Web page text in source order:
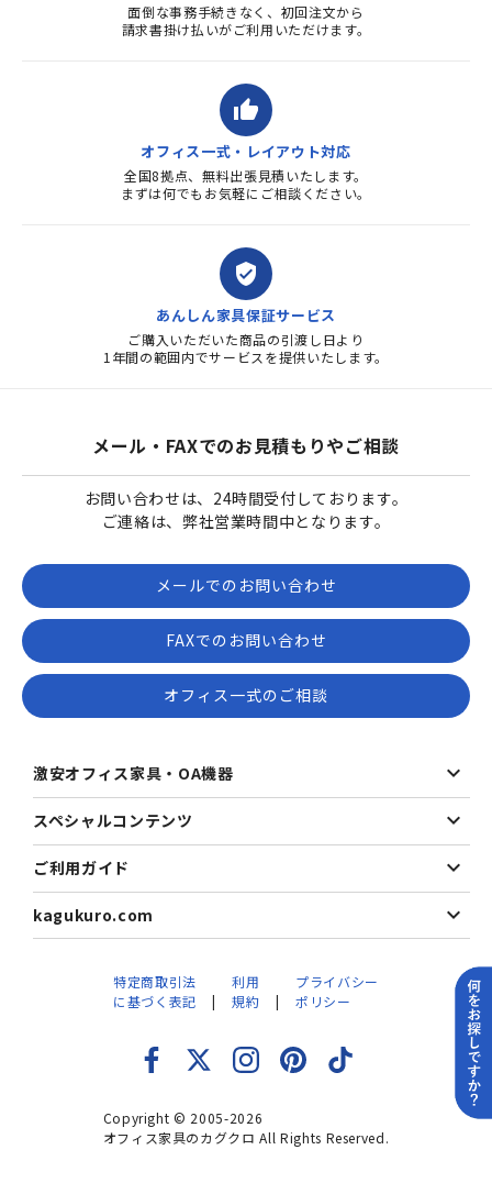
面倒な事務手続きなく、初回注文から
請求書掛け払いがご利用いただけます。
thumb_up
オフィス一式・レイアウト対応
全国8拠点、無料出張見積いたします。
まずは何でもお気軽にご相談ください。
verified_user
あんしん家具保証サービス
ご購入いただいた商品の引渡し日より
1年間の範囲内でサービスを提供いたします。
メール・FAXでのお見積もりやご相談
お問い合わせは、24時間受付しております。
ご連絡は、弊社営業時間中となります。
メールでのお問い合わせ
FAXでのお問い合わせ
オフィス一式のご相談
激安オフィス家具・OA機器
スペシャルコンテンツ
ご利用ガイド
kagukuro.com
Copyright © 2005-2026
オフィス家具のカグクロ All Rights Reserved.
特定商取引法
に基づく表記
利用
規約
プライバシー
ポリシー